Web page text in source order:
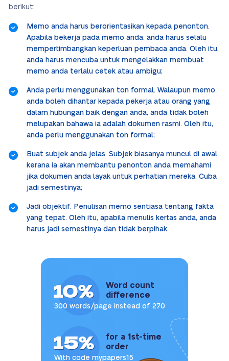
berikut:
Memo anda harus berorientasikan kepada penonton.
Apabila bekerja pada memo anda, anda harus selalu
mempertimbangkan keperluan pembaca anda. Oleh itu,
anda harus mencuba untuk mengelakkan membuat
memo anda terlalu cetek atau ambigu;
Anda perlu menggunakan ton formal. Walaupun memo
anda boleh dihantar kepada pekerja atau orang yang
dalam hubungan baik dengan anda, anda tidak boleh
melupakan bahawa ia adalah dokumen rasmi. Oleh itu,
anda perlu menggunakan ton formal;
Buat subjek anda jelas. Subjek biasanya muncul di awal
kerana ia akan membantu penonton anda memahami
jika dokumen anda layak untuk perhatian mereka. Cuba
jadi semestinya;
Jadi objektif. Penulisan memo sentiasa tentang fakta
yang tepat. Oleh itu, apabila menulis kertas anda, anda
harus jadi semestinya dan tidak berpihak.
10%
Word count
difference
300 words/page instead of 270
15%
for a 1st-time
order
With code mypapers15